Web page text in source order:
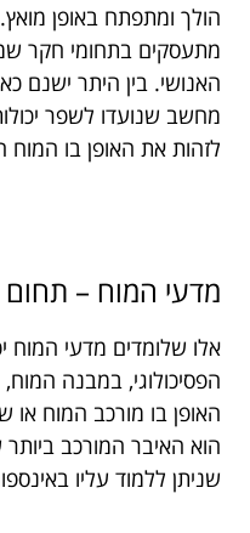
הולך ומתפתח באופן מואץ.
מתעסקים בתחומי חקר
האנושי. בין היתר ישנם
מחשב שנועדו לשפר
לזהות את האופן בו המוח
מדעי המוח –
אלו שלומדים מדעי המוח
הפסיכולוגי, במבנה
האופן בו מורכב המוח
הוא האיבר המורכב
שניתן ללמוד עליו